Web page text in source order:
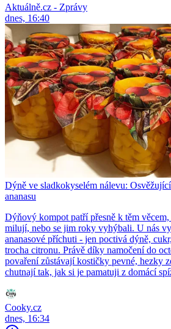
Aktuálně.cz - Zprávy
dnes, 16:40
Dýně ve sladkokyselém nálevu:
ananasu
Dýňový kompot patří přesně k těm
milují, nebo se jim roky vyhýbali. U nás
ananasové příchuti - jen poctivá dýně,
trocha citronu. Právě díky namočení do
povaření zůstávají kostičky pevné, hezky
chutnají tak, jak si je pamatuji z domácí
Cooky.cz
dnes, 16:34